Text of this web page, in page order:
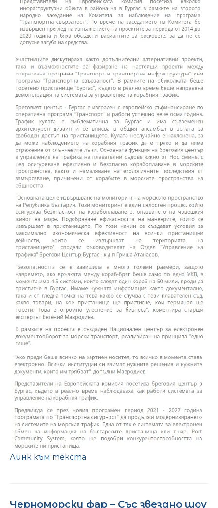
Линк към текста
Черноморски фар – Със звездно шоу